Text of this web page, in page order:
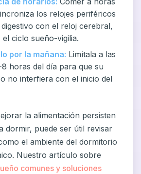
los relojes periféricos
digestivo con el reloj cerebral,
ciclo sueño-vigilia.
por la mañana: Limítala a las
horas del día para que su
no interfiera con el inicio del
la alimentación persisten
dormir, puede ser útil revisar
el ambiente del dormitorio
Nuestro artículo sobre
comunes y soluciones